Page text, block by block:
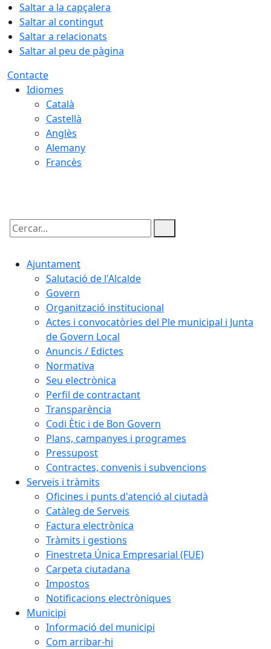
Saltar a la capçalera
Saltar al contingut
Saltar a relacionats
Saltar al peu de pàgina
Contacte
Idiomes
Català
Castellà
Anglès
Alemany
Francès
Cercar:
Ajuntament
Salutació de l'Alcalde
Govern
Organització institucional
Actes i convocatòries del Ple municipal i Junta
de Govern Local
Anuncis / Edictes
Normativa
Seu electrònica
Perfil de contractant
Transparència
Codi Ètic i de Bon Govern
Plans, campanyes i programes
Pressupost
Contractes, convenis i subvencions
Serveis i tràmits
Oficines i punts d'atenció al ciutadà
Catàleg de Serveis
Factura electrònica
Tràmits i gestions
Finestreta Única Empresarial (FUE)
Carpeta ciutadana
Impostos
Notificacions electròniques
Municipi
Informació del municipi
Com arribar-hi